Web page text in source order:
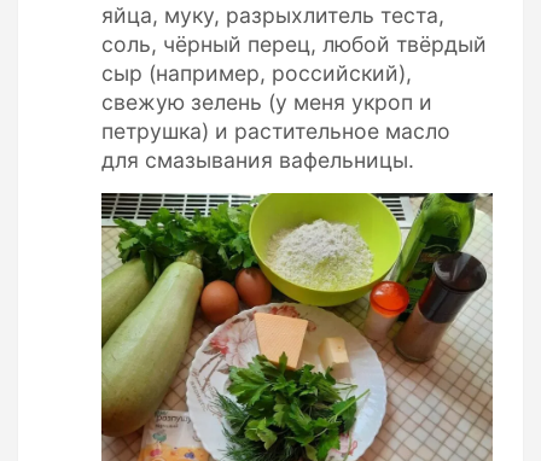
яйца, муку, разрыхлитель теста,
соль, чёрный перец, любой твёрдый
сыр (например, российский),
свежую зелень (у меня укроп и
петрушка) и растительное масло
для смазывания вафельницы.